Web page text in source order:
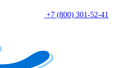
+7 (800) 301-52-41